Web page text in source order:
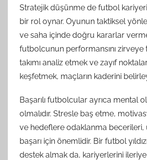
Stratejik düşünme de futbol
bir rol oynar. Oyunun taktiksel
ve saha içinde doğru kararlar
futbolcunun performansını zirveye
takımı analiz etmek ve zayıf
keşfetmek, maçların kaderini
Başarılı futbolcular ayrıca mental
olmalıdır. Stresle baş etme,
ve hedeflere odaklanma becerileri,
başarı için önemlidir. Bir futbol
destek almak da, kariyerlerini ileriye